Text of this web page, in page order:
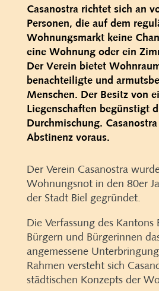
Casanostra richtet sich an
Personen, die auf dem
Wohnungsmarkt keine
eine Wohnung oder ein
Der Verein bietet
benachteiligte und
Menschen. Der Besitz von
Liegenschaften begünstigt
Durchmischung.
Abstinenz voraus.
Der Verein Casanostra
Wohnungsnot in den 80er
der Stadt Biel gegründet.
Die Verfassung des Kantons
Bürgern und Bürgerinnen
angemessene
Rahmen versteht sich
städtischen Konzepts der